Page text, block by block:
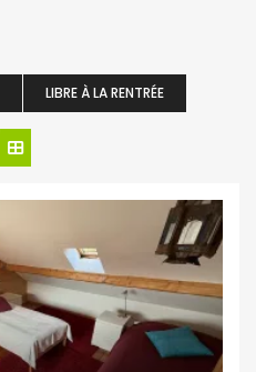
LIBRE À LA RENTRÉE